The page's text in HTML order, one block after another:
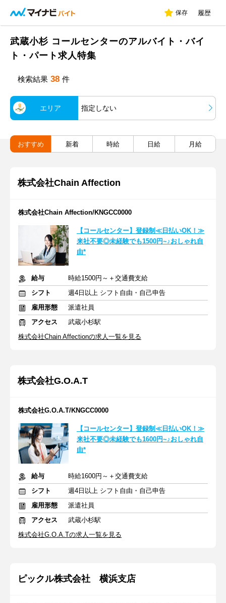
保存 履歴
武蔵小杉 コールセンターのアルバイト・バイ
ト・パート求人特集
検索結果 38 件
エリア 指定しない
おすすめ 新着 時給 日給 月給
株式会社Chain Affection
株式会社Chain Affection/KNGCC0000
【コールセンター】登録制≪日払いOK！≫
来社不要◎未経験でも1500円~♪おしゃれ自
由*
給与
時給1500円～＋交通費支給
シフト
週4日以上 シフト自由・自己申告
雇用形態
派遣社員
アクセス
武蔵小杉駅
株式会社Chain Affectionの求人一覧を見る
株式会社G.O.A.T
株式会社G.O.A.T/KNGCC0000
【コールセンター】登録制≪日払いOK！≫
来社不要◎未経験でも1600円~♪おしゃれ自
由*
給与
時給1600円～＋交通費支給
シフト
週4日以上 シフト自由・自己申告
雇用形態
派遣社員
アクセス
武蔵小杉駅
株式会社G.O.A.Tの求人一覧を見る
ピックル株式会社 横浜支店